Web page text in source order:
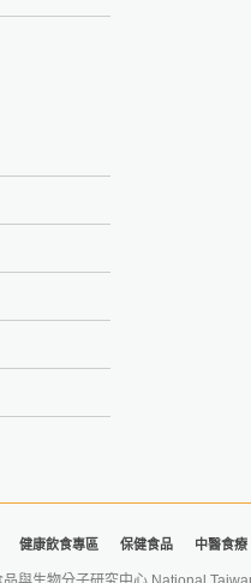
健康飲食專區 保健食品 中醫食療